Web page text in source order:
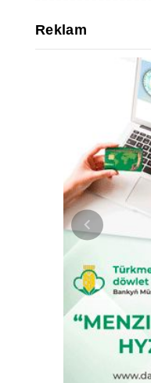
Reklam